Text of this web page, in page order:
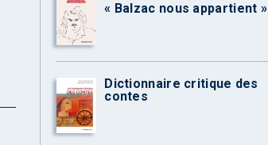
« Balzac nous appartient »
Dictionnaire critique des
contes